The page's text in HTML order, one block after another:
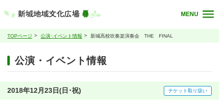
MENU
TOPページ 公演･イベント情報 新城高校吹奏楽演奏会 THE FINAL
公演・イベント情報
2018年12月23日(日･祝) チケット取り扱い